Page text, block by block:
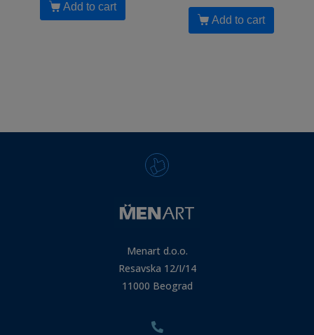
Add to cart
Add to cart
Menart d.o.o.
Resavska 12/I/14
11000 Beograd